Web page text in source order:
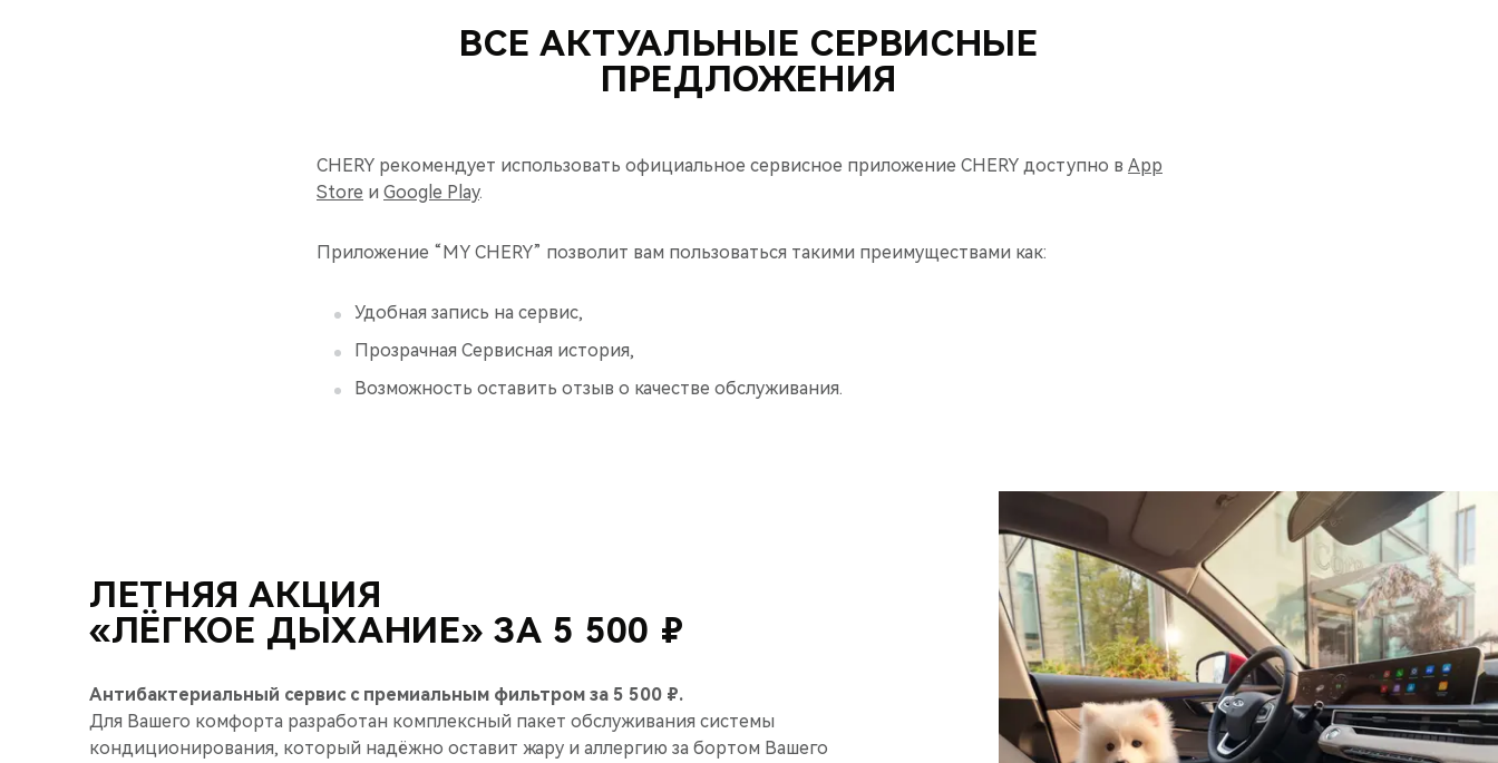
ВСЕ АКТУАЛЬНЫЕ СЕРВИСНЫЕ
ПРЕДЛОЖЕНИЯ
CHERY рекомендует использовать официальное сервисное приложение CHERY доступно в App
Store и Google Play.
Приложение “MY CHERY” позволит вам пользоваться такими преимуществами как:
Удобная запись на сервис,
Прозрачная Сервисная история,
Возможность оставить отзыв о качестве обслуживания.
ЛЕТНЯЯ АКЦИЯ
«ЛЁГКОЕ ДЫХАНИЕ» ЗА 5 500 ₽
Антибактериальный сервис с премиальным фильтром за 5 500 ₽.
Для Вашего комфорта разработан комплексный пакет обслуживания системы
кондиционирования, который надёжно оставит жару и аллергию за бортом Вашего